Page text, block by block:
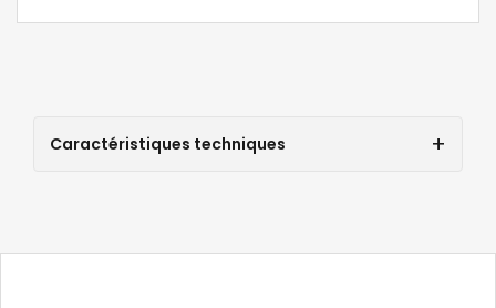
Caractéristiques techniques